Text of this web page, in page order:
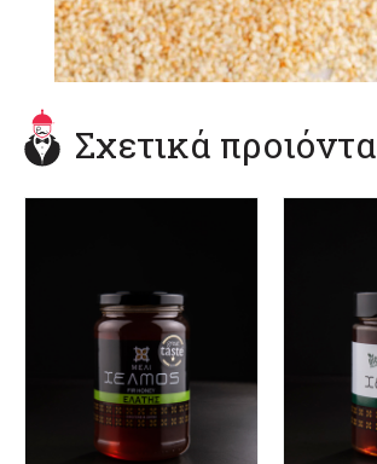
Σχετικά προιόντα